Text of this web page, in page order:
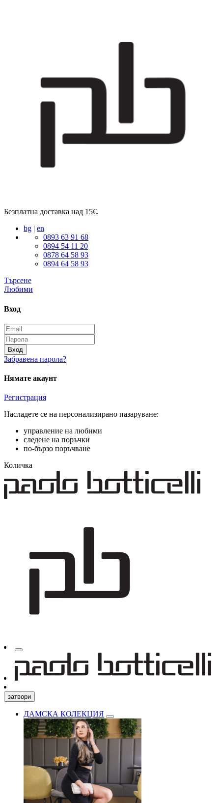
Безплатна доставка над 15€.
bg | en
0893 63 91 68
0894 54 11 20
0878 64 58 93
0894 64 58 93
Търсене
Любими
Вход
Вход
Забравена парола?
Нямате акаунт
Регистрация
Насладете се на персонализирано пазаруване:
управление на любими
следене на поръчки
по-бързо поръчване
Количка
затвори
ДАМСКА КОЛЕКЦИЯ